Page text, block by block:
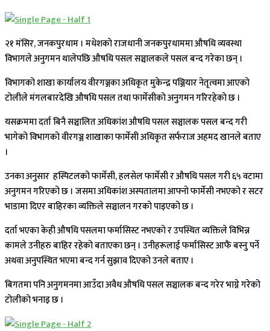
२१ मंसिर, जनकपुरधाम । मधेशको राजधानी जनकपुरधाममा औषधि व्यवस्था
विभागले अनुगमन थालेपछि औषधि पसल सञ्चालकले पसल बन्द गरेका छन् ।
विभागको शाखा कार्यालय वीरगञ्जका अधिकृत मुकेन्द्र पञ्जियार नेतृत्वमा आएको
टोलीले मंगलबारदेखि औषधि पसल तथा फार्मेसीको अनुगमन गरिरहेको छ ।
यसक्रममा दर्ता बिनै सञ्चालित अधिकांश औषधि पसल सञ्चालक पसल बन्द गरी
भागेको विभागको वीरगञ्ज शाखाका फार्मेसी अधिकृत सर्फराज अहमद खानले बताए
।
उनका अनुसार हस्पिटलको फार्मेसी, हलसेल फार्मेसी र औषधि पसल गरी ६५ वटामा
अनुगमन गरिएको छ । जसमा अधिकांश अस्पतालमा आफ्नो फार्मेसी नभएको र सटर
भाडामा दिएर बाहिरका व्यक्तिले सञ्चालन गरको पाइएको छ ।
दर्ता भएका केही औषधि पसलमा फर्मासिस्ट नभएको र उपस्थित व्यक्तिले विभिन्न
कामले उनीहरु बाहिर रहेको बताएका छन् । उनीहरूलाई फर्मासिस्ट आफैं बस्नु पर्ने
अथवा अनुपस्थित भएमा बन्द गर्न सुझाव दिएको उनले बताए ।
बिगतमा पनि अनुगमनमा आउँदा अवैध औषधि पसल सञ्चालक बन्द गरेर भाग्ने गरेको
टोलीको भनाइ छ ।